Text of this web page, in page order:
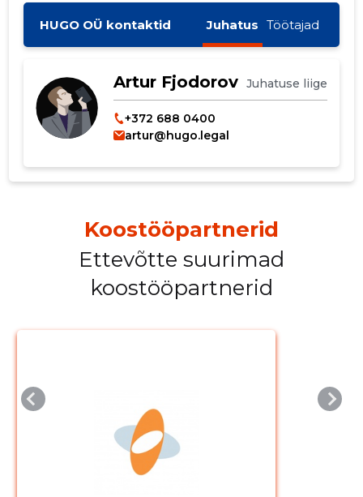
HUGO OÜ kontaktid Juhatus Töötajad
Artur Fjodorov Juhatuse liige
+372 688 0400
artur@hugo.legal
Koostööpartnerid
Ettevõtte suurimad
koostööpartnerid